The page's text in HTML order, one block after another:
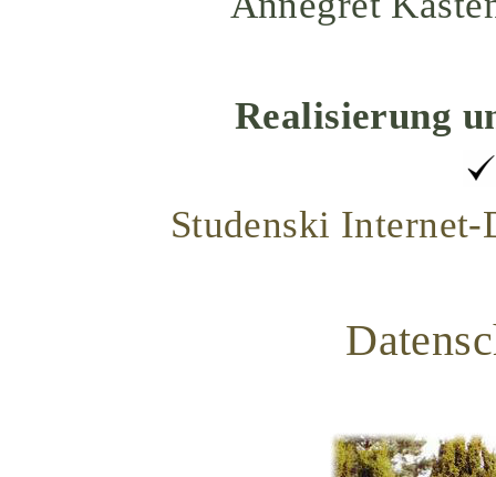
Realisierung
Studenski Internet-